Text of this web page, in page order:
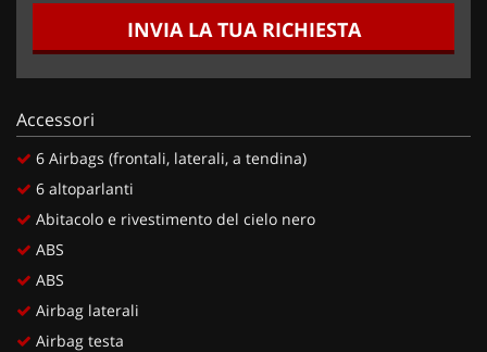
INVIA LA TUA RICHIESTA
Accessori
6 Airbags (frontali, laterali, a tendina)
6 altoparlanti
Abitacolo e rivestimento del cielo nero
ABS
ABS
Airbag laterali
Airbag testa